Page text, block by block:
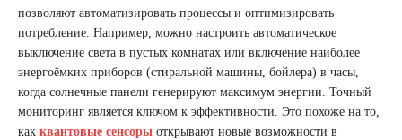
позволяют автоматизировать процессы и оптимизировать
потребление. Например, можно настроить автоматическое
выключение света в пустых комнатах или включение наиболее
энергоёмких приборов (стиральной машины, бойлера) в часы,
когда солнечные панели генерируют максимум энергии. Точный
мониторинг является ключом к эффективности. Это похоже на то,
как квантовые сенсоры открывают новые возможности в